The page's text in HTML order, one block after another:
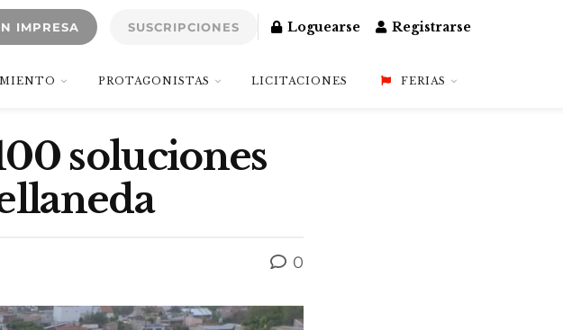
IMPRESA SUSCRIPCIONES Loguearse Registrarse
PROTAGONISTAS LICITACIONES FERIAS
soluciones
0